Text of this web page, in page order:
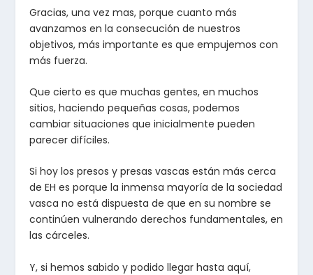
Gracias, una vez mas, porque cuanto más
avanzamos en la consecución de nuestros
objetivos, más importante es que empujemos con
más fuerza.
Que cierto es que muchas gentes, en muchos
sitios, haciendo pequeñas cosas, podemos
cambiar situaciones que inicialmente pueden
parecer difíciles.
Si hoy los presos y presas vascas están más cerca
de EH es porque la inmensa mayoría de la sociedad
vasca no está dispuesta de que en su nombre se
continúen vulnerando derechos fundamentales, en
las cárceles.
Y, si hemos sabido y podido llegar hasta aquí,